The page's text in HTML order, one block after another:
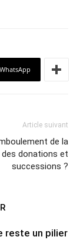
WhatsApp
Article suivant
de la
donations et
successions ?
reste un pilier